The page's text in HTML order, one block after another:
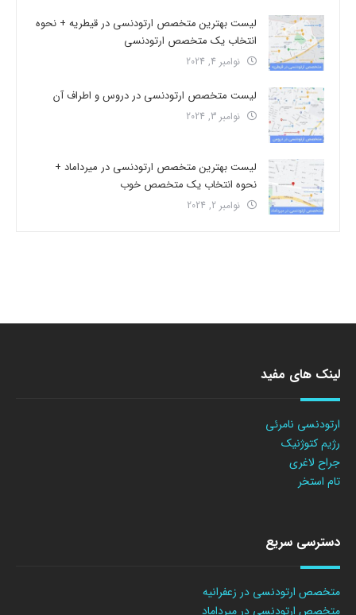
لیست بهترین متخصص ارتودنسی در قیطریه + نحوه
انتخاب یک متخصص ارتودنسی
نوامبر 4, 2024
لیست متخصص ارتودنسی در دروس و اطراف آن
نوامبر 3, 2024
لیست بهترین متخصص ارتودنسی در میرداماد +
نحوه انتخاب یک متخصص خوب
نوامبر 2, 2024
لینک های مفید
ارتودنسی نامرئی
رژیم کتوژنیک
جراح لاغری
تام استخر
دسترسی سریع
متخصص ارتودنسی در زعفرانیه
متخصص ارتودنسی در میرداماد